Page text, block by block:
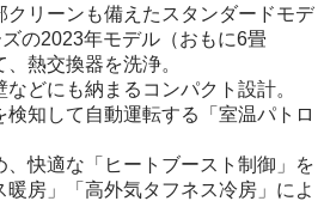
クリーンも備えたスタンダードモデ
の2023年モデル（おもに6畳
熱交換器を洗浄。
どにも納まるコンパクト設計。
検知して自動運転する「室温パトロ
快適な「ヒートブースト制御」を
房」「高外気タフネス冷房」によ